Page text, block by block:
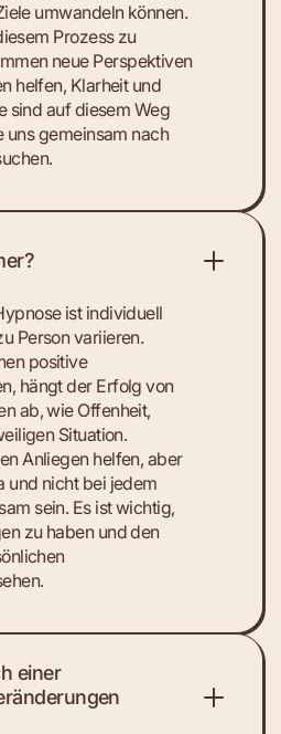
umwandeln können.
Prozess zu
neue Perspektiven
helfen, Klarheit und
sind auf diesem Weg
uns gemeinsam nach
ist individuell
Person variieren.
positive
hängt der Erfolg von
ab, wie Offenheit,
Situation.
Anliegen helfen, aber
und nicht bei jedem
sein. Es ist wichtig,
zu haben und den
einer